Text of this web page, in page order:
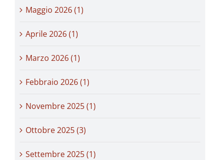
Maggio 2026 (1)
Aprile 2026 (1)
Marzo 2026 (1)
Febbraio 2026 (1)
Novembre 2025 (1)
Ottobre 2025 (3)
Settembre 2025 (1)